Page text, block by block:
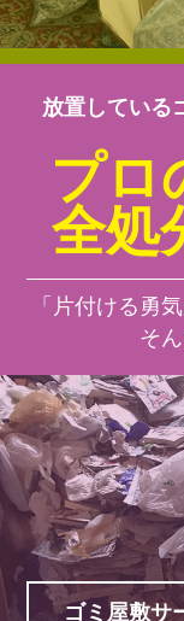
放置している
プロ
全処
「片付ける勇
そ
ゴミ屋敷サ